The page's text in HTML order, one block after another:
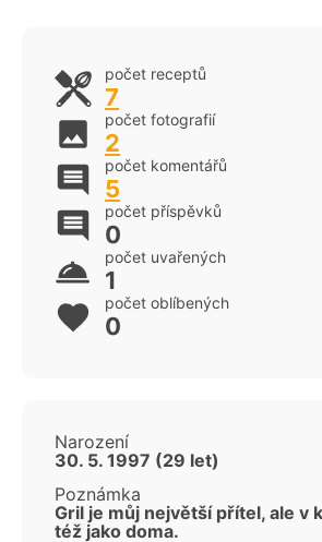
počet receptů
7
počet fotografií
2
počet komentářů
5
počet příspěvků
0
počet uvařených
1
počet oblíbených
0
Narození
30. 5. 1997 (29 let)
Poznámka
Gril je můj největší přítel, ale v
též jako doma.